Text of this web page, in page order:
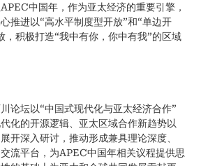
中国年，作为亚太经济的重要引擎，
推进以“高水平制度型开放”和“单边开
，积极打造“我中有你，你中有我”的区域
论坛以“中国式现代化与亚太经济合作”
化的开源逻辑、亚太区域合作新趋势以
开深入研讨，推动形成兼具理论深度、
流平台，为APEC中国年相关议程提供思